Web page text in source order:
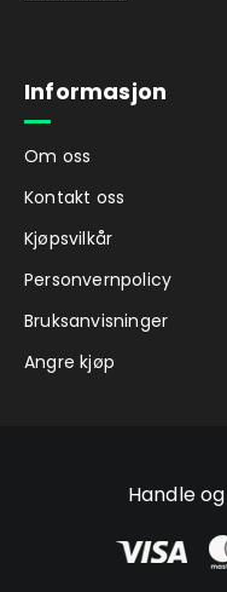
Informasjon
Om oss
Kontakt oss
Kjøpsvilkår
Personvernpolicy
Bruksanvisninger
Angre kjøp
Handle